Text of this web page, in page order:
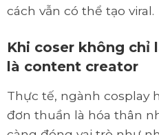
cách vẫn có thể tạo viral.
Khi coser không chỉ
là content creator
Thực tế, ngành cosplay
đơn thuần là hóa thân